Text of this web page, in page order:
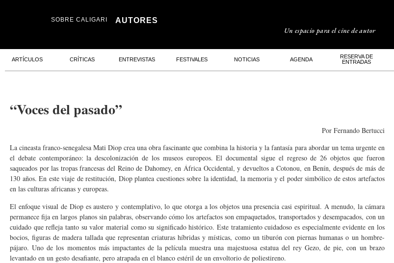
AUTORES
SOBRE CALIGARI
Un espacio para el cine de autor
ARTÍCULOS CRÍTICAS ENTREVISTAS FESTIVALES NOTICIAS AGENDA
RESERVA DE
ENTRADAS
“Voces del pasado”
Por Fernando Bertucci
La cineasta franco-senegalesa Mati Diop crea una obra fascinante que combina la historia y la fantasía para abordar un tema urgente en
el debate contemporáneo: la descolonización de los museos europeos. El documental sigue el regreso de 26 objetos que fueron
saqueados por las tropas francesas del Reino de Dahomey, en África Occidental, y devueltos a Cotonou, en Benín, después de más de
130 años. En este viaje de restitución, Diop plantea cuestiones sobre la identidad, la memoria y el poder simbólico de estos artefactos
en las culturas africanas y europeas.
El enfoque visual de Diop es austero y contemplativo, lo que otorga a los objetos una presencia casi espiritual. A menudo, la cámara
permanece fija en largos planos sin palabras, observando cómo los artefactos son empaquetados, transportados y desempacados, con un
cuidado que refleja tanto su valor material como su significado histórico. Este tratamiento cuidadoso es especialmente evidente en los
bocios, figuras de madera tallada que representan criaturas híbridas y místicas, como un tiburón con piernas humanas o un hombre-
pájaro. Uno de los momentos más impactantes de la película muestra una majestuosa estatua del rey Gezo, de pie, con un brazo
levantado en un gesto desafiante, pero atrapada en el blanco estéril de un envoltorio de poliestireno.